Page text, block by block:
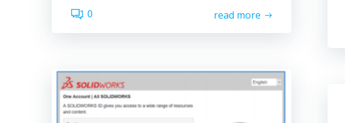
0 read more